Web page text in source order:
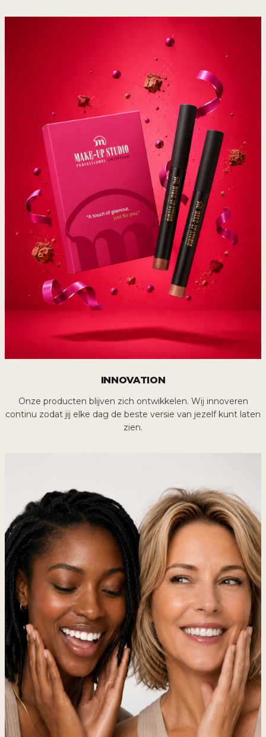
INNOVATION
Onze producten blijven zich ontwikkelen. Wij innoveren
continu zodat jij elke dag de beste versie van jezelf kunt laten
zien.